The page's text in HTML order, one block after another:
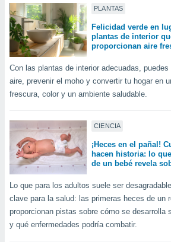
de
PLANTAS
Felicidad verde en
plantas de interior
proporcionan aire
Con las plantas de interior adecuadas, puedes
aire, prevenir el moho y convertir tu hogar en
frescura, color y un ambiente saludable.
CIENCIA
¡Heces en el pañal!
hacen historia: lo
de un bebé revela
Lo que para los adultos suele ser
clave para la salud: las primeras heces de un
proporcionan pistas sobre cómo se desarrolla
y qué enfermedades podría combatir.